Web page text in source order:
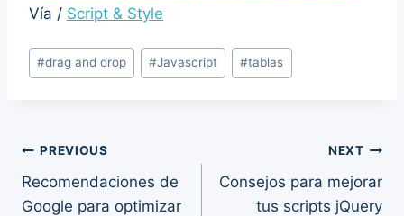
Vía / Script & Style
Post
Tags:
#drag and drop #Javascript #tablas
Post
navigation
PREVIOUS
Recomendaciones de
Google para optimizar
NEXT
Consejos para mejorar
tus scripts jQuery